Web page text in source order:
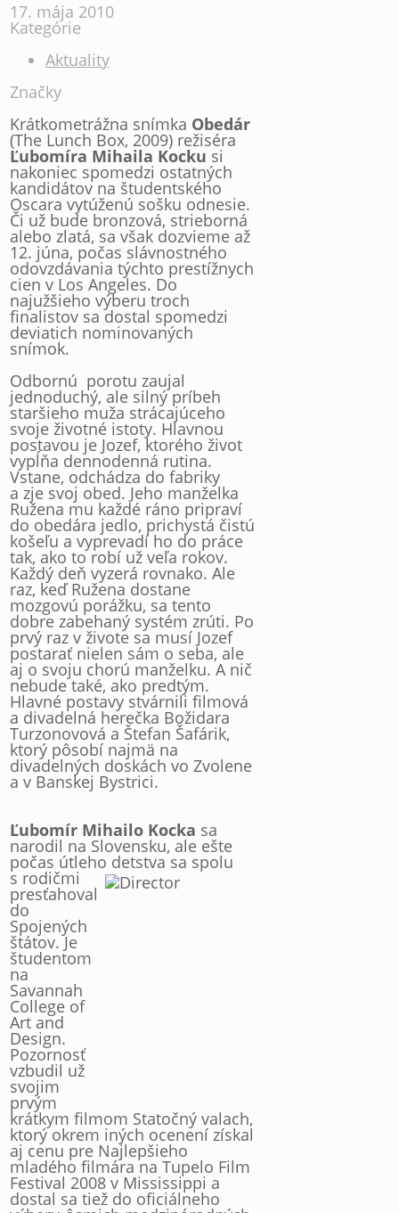
17. mája 2010
Kategórie
Aktuality
Značky
Krátkometrážna snímka Obedár
(The Lunch Box, 2009) režiséra
Ľubomíra Mihaila Kocku si
nakoniec spomedzi ostatných
kandidátov na študentského
Oscara vytúženú sošku odnesie.
Či už bude bronzová, strieborná
alebo zlatá, sa však dozvieme až
12. júna, počas slávnostného
odovzdávania týchto prestížnych
cien v Los Angeles. Do
najužšieho výberu troch
finalistov sa dostal spomedzi
deviatich nominovaných
snímok.
Odbornú porotu zaujal
jednoduchý, ale silný príbeh
staršieho muža strácajúceho
svoje životné istoty. Hlavnou
postavou je Jozef, ktorého život
vypĺňa dennodenná rutina.
Vstane, odchádza do fabriky
a zje svoj obed. Jeho manželka
Ružena mu každé ráno pripraví
do obedára jedlo, prichystá čistú
košeľu a vyprevadí ho do práce
tak, ako to robí už veľa rokov.
Každý deň vyzerá rovnako. Ale
raz, keď Ružena dostane
mozgovú porážku, sa tento
dobre zabehaný systém zrúti. Po
prvý raz v živote sa musí Jozef
postarať nielen sám o seba, ale
aj o svoju chorú manželku. A nič
nebude také, ako predtým.
Hlavné postavy stvárnili filmová
a divadelná herečka Božidara
Turzonovová a Štefan Šafárik,
ktorý pôsobí najmä na
divadelných doskách vo Zvolene
a v Banskej Bystrici.
Ľubomír Mihailo Kocka sa
narodil na Slovensku, ale ešte
počas útleho detstva sa spolu
s rodičmi
presťahoval
do
Spojených
štátov. Je
študentom
na
Savannah
College of
Art and
Design.
Pozornosť
vzbudil už
svojim
prvým
krátkym filmom Statočný valach,
ktorý okrem iných ocenení získal
aj cenu pre Najlepšieho
mladého filmára na Tupelo Film
Festival 2008 v Mississippi a
dostal sa tiež do oficiálneho